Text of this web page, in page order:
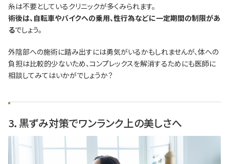
糸は不要としているクリニックが多くみられます。
術後は、自転車やバイクへの乗用、性行為などに一定期間の制限があ
るでしょう。
外陰部への施術に踏み出すには勇気がいるかもしれませんが、体への
負担は比較的少ないため、コンプレックスを解消するためにも医師に
相談してみてはいかがでしょうか？
3．黒ずみ対策でワンランク上の美しさへ